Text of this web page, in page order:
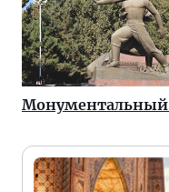
Монументальный